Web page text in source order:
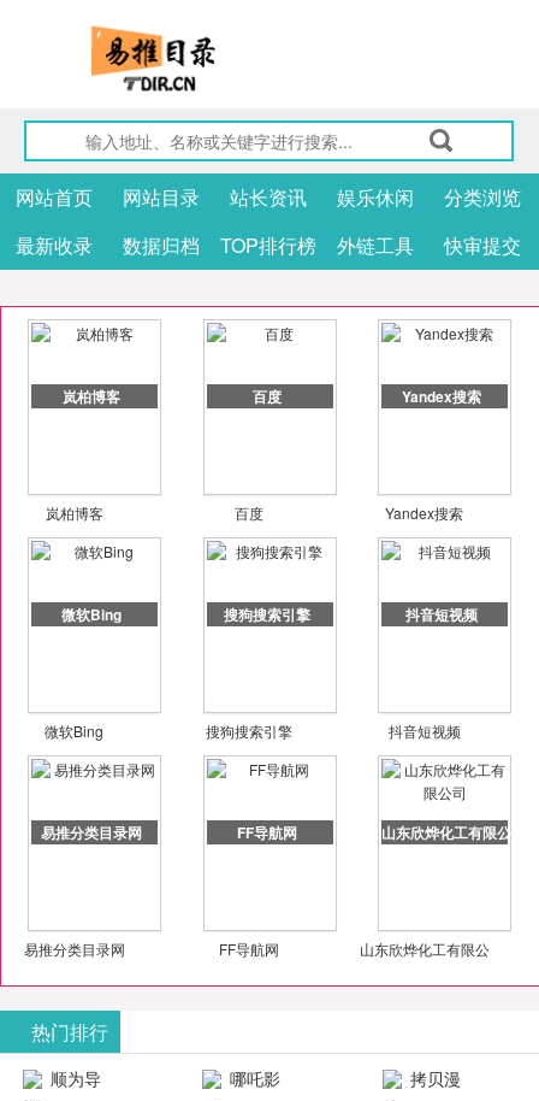
网站首页 网站目录 站长资讯 娱乐休闲
分类浏览
最新收录
数据归档 TOP排行榜 外链工具 快审提交
岚柏博客
岚柏博客
百度
百度
Yandex搜索
Yandex搜索
微软Bing
微软Bing
搜狗搜索引擎
搜狗搜索引擎
抖音短视频
抖音短视频
易推分类目录网
易推分类目录网
FF导航网
FF导航网
山东欣烨化工有限公司
山东欣烨化工有限公
热门排行
顺为导
哪吒影
拷贝漫